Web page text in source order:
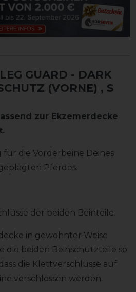
GUARD - DARK
(VORNE) , S
zur Ekzemerdecke
für die Vorderbeine Deines
Pferdes.
der beiden Beinteile.
in gewohnter Weise
die beiden Beinschutzteile so
die Klettverschlüsse auf
verschlossen werden.